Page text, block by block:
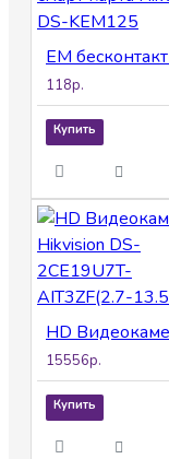
118р.
Купить
15556р.
Купить